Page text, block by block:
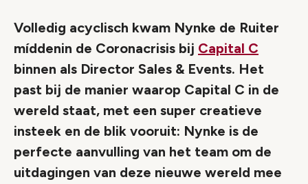
Volledig acyclisch kwam Nynke de Ruiter
míddenin de Coronacrisis bij Capital C
binnen als Director Sales & Events. Het
past bij de manier waarop Capital C in de
wereld staat, met een super creatieve
insteek en de blik vooruit: Nynke is de
perfecte aanvulling van het team om de
uitdagingen van deze nieuwe wereld mee